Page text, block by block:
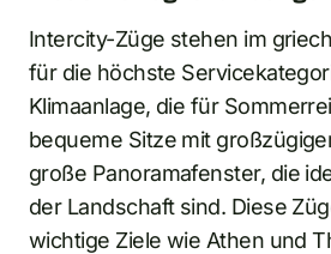
Intercity-Züge stehen im
für die höchste
Klimaanlage, die für
bequeme Sitze mit
große Panoramafenster, die
der Landschaft sind. Diese
wichtige Ziele wie Athen und